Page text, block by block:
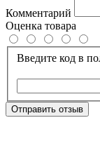
Комментарий
Оценка товара
Введите код в
Отправить отзыв